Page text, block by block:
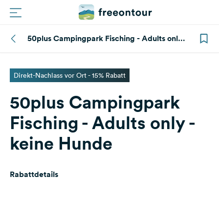
Routen
Plätze
Magazin
Partner
50plus Campingpark Fisching - Adults only -
Direkt-Nachlass vor Ort - 15% Rabatt
50plus Campingpark
Fisching - Adults only -
keine Hunde
Rabattdetails